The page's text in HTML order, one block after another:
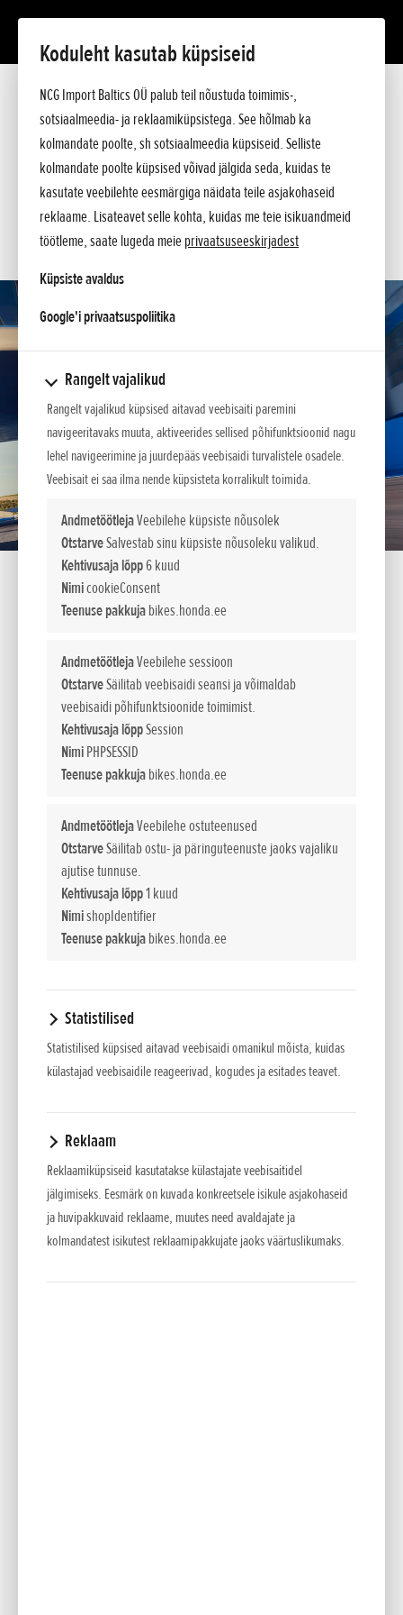
Koduleht kasutab küpsiseid
NCG Import Baltics OÜ palub teil nõustuda toimimis-,
sotsiaalmeedia- ja reklaamiküpsistega. See hõlmab ka
kolmandate poolte, sh sotsiaalmeedia küpsiseid. Selliste
kolmandate poolte küpsised võivad jälgida seda, kuidas te
kasutate veebilehte eesmärgiga näidata teile asjakohaseid
reklaame. Lisateavet selle kohta, kuidas me teie isikuandmeid
töötleme, saate lugeda meieprivaatsuseeskirjadest
Küpsiste avaldus
Google'i privaatsuspoliitikaopens in a new tab
Rangelt vajalikud
Rangelt vajalikud küpsised aitavad veebisaiti paremini
navigeeritavaks muuta, aktiveerides sellised põhifunktsioonid nagu
lehel navigeerimine ja juurdepääs veebisaidi turvalistele osadele.
Veebisait ei saa ilma nende küpsisteta korralikult toimida.
AndmetöötlejaVeebilehe küpsiste nõusolek
OtstarveSalvestab sinu küpsiste nõusoleku valikud.
Kehtivusaja lõpp6 kuud
NimicookieConsent
Teenuse pakkujabikes.honda.ee
AndmetöötlejaVeebilehe sessioon
OtstarveSäilitab veebisaidi seansi ja võimaldab
veebisaidi põhifunktsioonide toimimist.
Kehtivusaja lõppSession
NimiPHPSESSID
Teenuse pakkujabikes.honda.ee
AndmetöötlejaVeebilehe ostuteenused
OtstarveSäilitab ostu- ja päringuteenuste jaoks vajaliku
ajutise tunnuse.
Kehtivusaja lõpp1 kuud
NimishopIdentifier
Teenuse pakkujabikes.honda.ee
Statistilised
Statistilised küpsised aitavad veebisaidi omanikul mõista, kuidas
külastajad veebisaidile reageerivad, kogudes ja esitades teavet.
Reklaam
Reklaamiküpsiseid kasutatakse külastajate veebisaitidel
jälgimiseks. Eesmärk on kuvada konkreetsele isikule asjakohaseid
ja huvipakkuvaid reklaame, muutes need avaldajate ja
kolmandatest isikutest reklaamipakkujate jaoks väärtuslikumaks.
Tutvustus
Tehnilised andmed
Hinnakiri
Küsi lisa
KÜSI PAKKUMIST
SOOVIN TEENINDUSE AEGA
KONTAKT
Mudeliuuendused.
CBR1000RR-R Fireblade astub oma arengus suure sammu
edasi oma 1000 cc neljasilindrilise ja kaheastmelise
klapiajamiga reasmootoriga, mille uus häälestus võimaldab
võimsust kiiretel pööretel. Silindripea, surveaste,
klapiajastus ja vedrud on üle vaadatud. Väntvõll ja kepsud on
kergemad ning uued ülekandearvud on lühemad.
Kahemootoriline Throttle By Wire muudab juhtimise ja
tunnetuse aeglasematel pööretel täpsemaks ning parandab
vajaduse korral mootorpidurdust. Alumiiniumist teemant-
veojõudu. Spetsifikatsioonid sisaldavad ka RC213V-S-lt pärit
kiiget, kuueteljelist inertsituvastusplokki (IMU),
kolmetasemelist süsteemi Honda Electronic Steering Damper
(HESD), Showa 43 mm Big Piston Fork (BPF) kahvlit,
Nissini neljakolvilisi esipidurisadulaid. Uued tiivakesed
säilitavad surujõudu, aga 10% väiksema segamismomendiga
kurvis. Sõiduasend pakub juhile paremat kontrolli
mootorratta üle. Värviline TFT näidikupaneel võimaldab
intuitiivselt sõidurežiime juhtida ning võimsust,
mootorpidurdust, HSTC-d ja tagarattal sõitmise abisüsteemi
võimsust ja käike arvestades üle vaadatud. Kurvis toimiv ABS